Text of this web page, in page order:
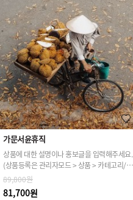
가문서윤휴직
상품에 대한 설명이나 홍보글을 입력해주세요.
(상품등록은 관리자모드 > 상품 > 카테고리/상품관리 > 상품등록 가능)
89,800원
81,700원